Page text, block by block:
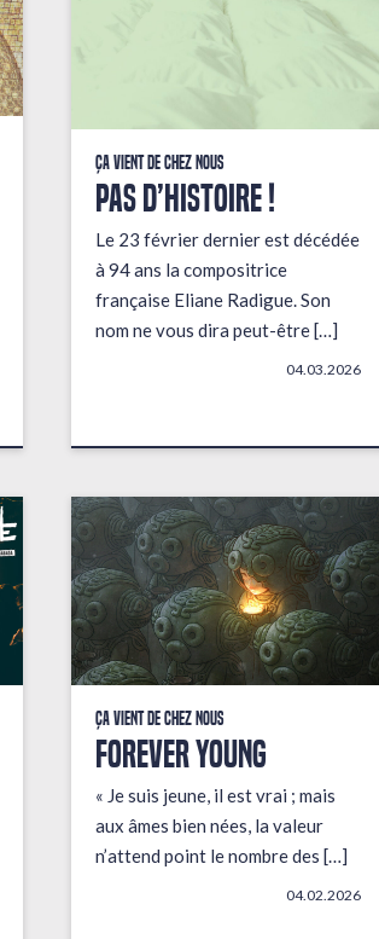
Ça vient de chez nous
PAS D’HISTOIRE !
Le 23 février dernier est décédée
à 94 ans la compositrice
française Eliane Radigue. Son
nom ne vous dira peut-être […]
04.03.2026
Ça vient de chez nous
FOREVER YOUNG
« Je suis jeune, il est vrai ; mais
aux âmes bien nées, la valeur
n’attend point le nombre des […]
04.02.2026